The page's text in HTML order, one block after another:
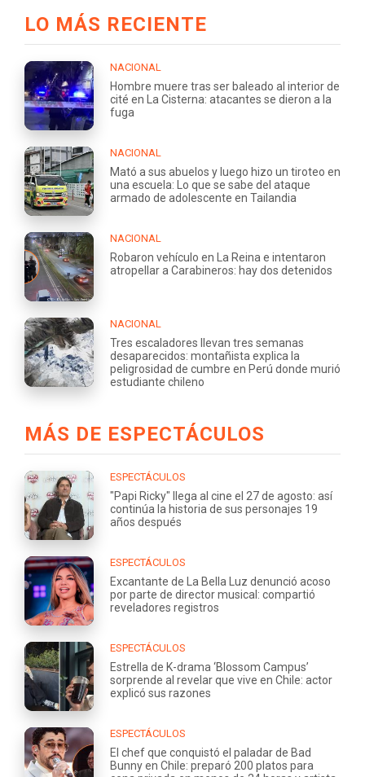
LO MÁS RECIENTE
NACIONAL
Hombre muere tras ser baleado al interior de
cité en La Cisterna: atacantes se dieron a la
fuga
NACIONAL
Mató a sus abuelos y luego hizo un tiroteo en
una escuela: Lo que se sabe del ataque
armado de adolescente en Tailandia
NACIONAL
Robaron vehículo en La Reina e intentaron
atropellar a Carabineros: hay dos detenidos
NACIONAL
Tres escaladores llevan tres semanas
desaparecidos: montañista explica la
peligrosidad de cumbre en Perú donde murió
estudiante chileno
MÁS DE ESPECTÁCULOS
ESPECTÁCULOS
"Papi Ricky" llega al cine el 27 de agosto: así
continúa la historia de sus personajes 19
años después
ESPECTÁCULOS
Excantante de La Bella Luz denunció acoso
por parte de director musical: compartió
reveladores registros
ESPECTÁCULOS
Estrella de K-drama ‘Blossom Campus’
sorprende al revelar que vive en Chile: actor
explicó sus razones
ESPECTÁCULOS
El chef que conquistó el paladar de Bad
Bunny en Chile: preparó 200 platos para